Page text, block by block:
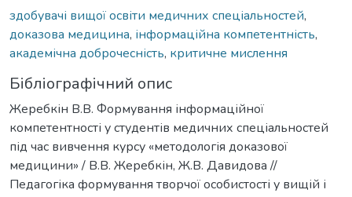
здобувачі вищої освіти медичних спеціальностей,
доказова медицина, інформаційна компетентність,
академічна доброчесність, критичне мислення
Бібліографічний опис
Жеребкін В.В. Формування інформаційної
компетентності у студентів медичних спеціальностей
під час вивчення курсу «методологія доказової
медицини» / В.В. Жеребкін, Ж.В. Давидова //
Педагогіка формування творчої особистості у вищій і